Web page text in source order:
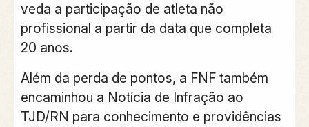
veda a participação de atleta não
profissional a partir da data que completa
20 anos.
Além da perda de pontos, a FNF também
encaminhou a Notícia de Infração ao
TJD/RN para conhecimento e providências